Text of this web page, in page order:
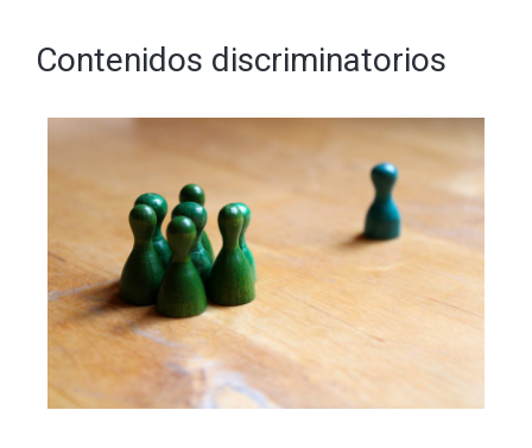
Contenidos discriminatorios